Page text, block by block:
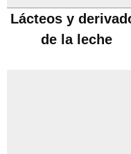
Lácteos y
de la leche